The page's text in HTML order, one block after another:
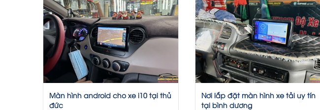
Màn hình android cho xe i10 tại thủ
đức
Nơi lắp đặt màn hình xe tải uy tín
tại bình dương